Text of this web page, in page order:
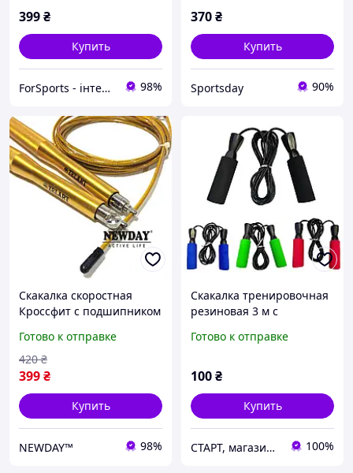
399₴
Купить
ForSports - інтернет-магазин спортивних товарів 98%
370₴
Купить
Sportsday 90%
Скакалка скоростная
Кроссфит с подшипником
алюминиевые ручки,
Золотистая
Готово к отправке
399₴
420 ₴
Купить
NEWDAY™ 98%
Скакалка тренировочная
резиновая 3 м с
неопреновыми ручками
регулируемая скакалка
для фитнеса и кардио)
Готово к отправке
100₴
Купить
СТАРТ, магазин спортивных товаров 100%